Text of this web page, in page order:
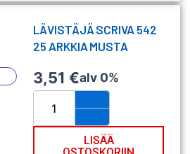
LÄVISTÄJÄ SCRIVA 542
25 ARKKIA MUSTA
3,51€alv 0%
Lävistäjä
Scriva
542
LISÄÄ